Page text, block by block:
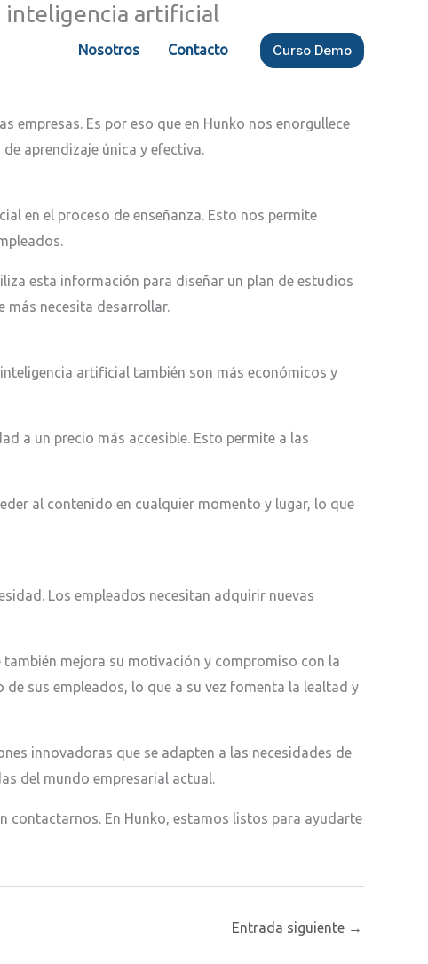
Nosotros Contacto Curso Demo
inteligencia artificial
Es por eso que en Hunko nos enorgullece
aprendizaje única y efectiva.
en el proceso de enseñanza. Esto nos permite
esta información para diseñar un plan de estudios
más necesita desarrollar.
artificial también son más económicos y
a un precio más accesible. Esto permite a las
al contenido en cualquier momento y lugar, lo que
Los empleados necesitan adquirir nuevas
mejora su motivación y compromiso con la
sus empleados, lo que a su vez fomenta la lealtad y
innovadoras que se adapten a las necesidades de
del mundo empresarial actual.
contactarnos. En Hunko, estamos listos para ayudarte
Entrada siguiente →